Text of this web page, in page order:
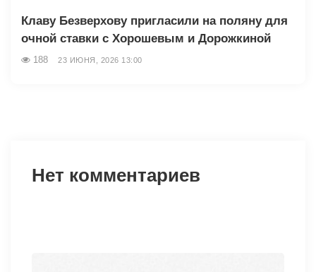
Клаву Безверхову пригласили на поляну для
очной ставки с Хорошевым и Дорожкиной
188 23 ИЮНЯ, 2026 13:00
Нет комментариев